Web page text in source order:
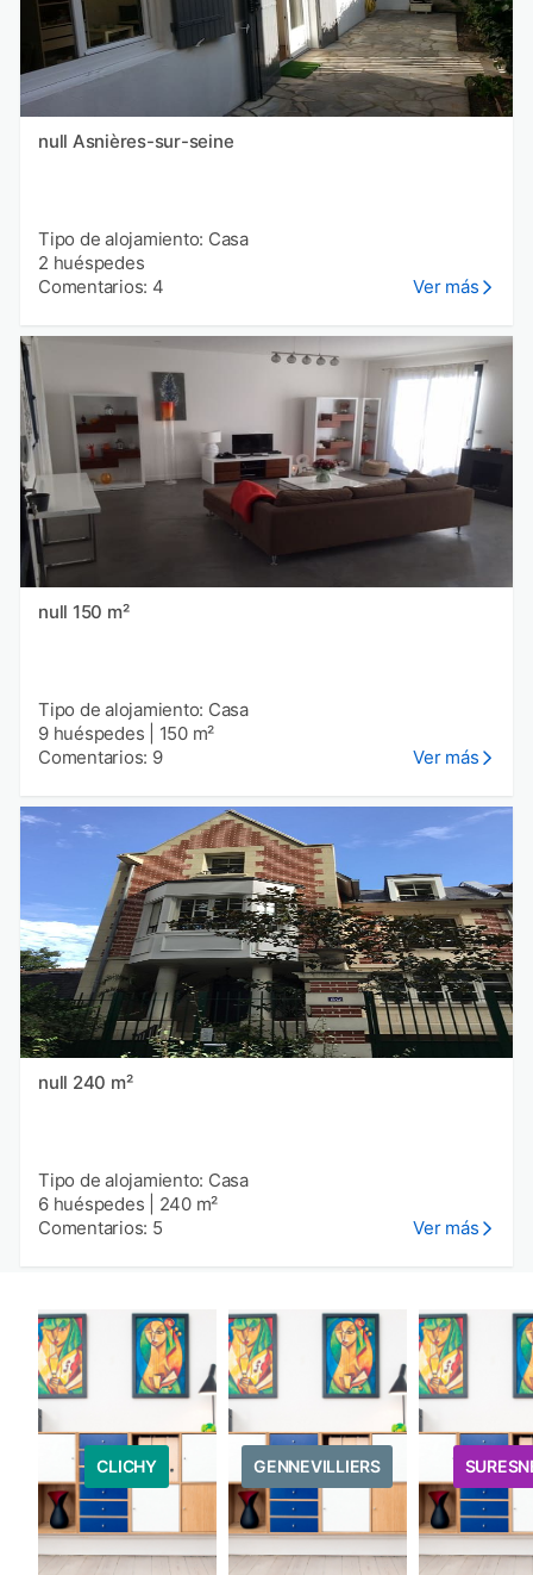
null Asnières-sur-seine
Tipo de alojamiento: Casa
2 huéspedes
Comentarios: 4
Ver más
null 150 m²
Tipo de alojamiento: Casa
9 huéspedes
150 m²
Comentarios: 9
Ver más
null 240 m²
Tipo de alojamiento: Casa
6 huéspedes
240 m²
Comentarios: 5
Ver más
CLICHY GENNEVILLIERS